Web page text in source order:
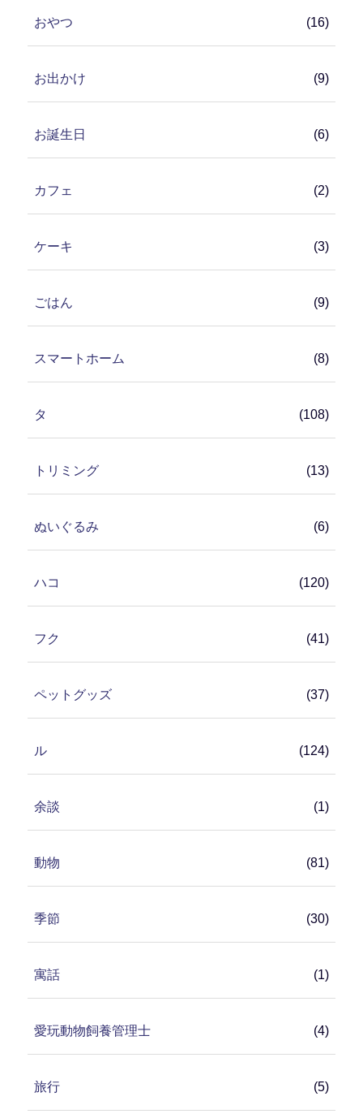
おやつ (16)
お出かけ (9)
お誕生日 (6)
カフェ (2)
ケーキ (3)
ごはん (9)
スマートホーム (8)
タ (108)
トリミング (13)
ぬいぐるみ (6)
ハコ (120)
フク (41)
ペットグッズ (37)
ル (124)
余談 (1)
動物 (81)
季節 (30)
寓話 (1)
愛玩動物飼養管理士 (4)
旅行 (5)